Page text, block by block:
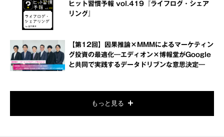
ヒット習慣予報 vol.419『ライフログ・シェア
リング』
【第12回】因果推論×MMMによるマーケティン
グ投資の最適化―エディオン×博報堂がGoogle
と共同で実践するデータドリブンな意思決定―
もっと見る